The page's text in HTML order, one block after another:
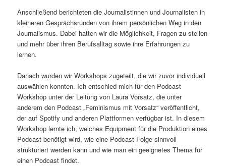
Anschließend berichteten die Journalistinnen und Journalisten in
kleineren Gesprächsrunden von ihrem persönlichen Weg in den
Journalismus. Dabei hatten wir die Möglichkeit, Fragen zu stellen
und mehr über ihren Berufsalltag sowie ihre Erfahrungen zu
lernen.
Danach wurden wir Workshops zugeteilt, die wir zuvor individuell
auswählen konnten. Ich entschied mich für den Podcast
Workshop unter der Leitung von Laura Vorsatz, die unter
anderem den Podcast „Feminismus mit Vorsatz“ veröffentlicht,
der auf Spotify und anderen Plattformen verfügbar ist. In diesem
Workshop lernte ich, welches Equipment für die Produktion eines
Podcast benötigt wird, wie eine Podcast-Folge sinnvoll
strukturiert werden kann und wie man ein geeignetes Thema für
einen Podcast findet.